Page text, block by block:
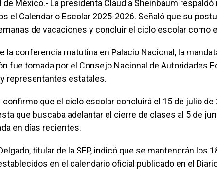
de México.- La presidenta Claudia Sheinbaum
el Calendario Escolar 2025-2026. Señaló que su
de vacaciones y concluir el ciclo escolar como
la conferencia matutina en Palacio Nacional, la
fue tomada por el Consejo Nacional de Autoridades
y representantes estatales.
confirmó que el ciclo escolar concluirá el 15 de julio de
que buscaba adelantar el cierre de clases al 5 de
en días recientes.
titular de la SEP, indicó que se mantendrán los
en el calendario oficial publicado en el